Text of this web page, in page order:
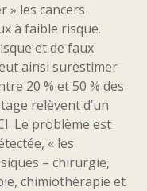
» les cancers
à faible risque.
et de faux
ainsi surestimer
20 % et 50 % des
relèvent d’un
Le problème est
« les
– chirurgie,
chimiothérapie et